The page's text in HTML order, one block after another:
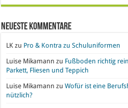
Neueste Kommentare
LK zu Pro & Kontra zu Schuluniformen
Luise Mikamann zu Fußboden richtig
Parkett, Fliesen und Teppich
Luise Mikamann zuWofür ist eine
nützlich?